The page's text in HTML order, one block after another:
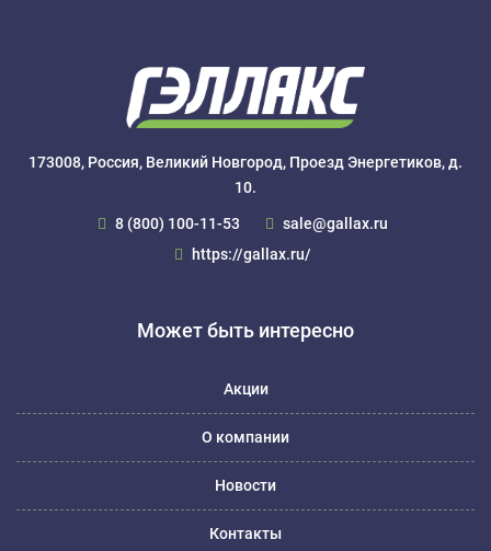
173008, Россия, Великий Новгород, Проезд Энергетиков, д.
10.
8 (800) 100-11-53
sale@gallax.ru
https://gallax.ru/
Может быть интересно
Акции
О компании
Новости
Контакты